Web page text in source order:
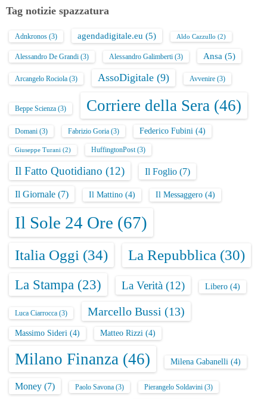
Tag notizie spazzatura
Adnkronos (3) agendadigitale.eu (5) Aldo Cazzullo (2)
Alessandro De Grandi (3) Alessandro Galimberti (3) Ansa (5)
Arcangelo Rociola (3) AssoDigitale (9) Avvenire (3)
Beppe Scienza (3) Corriere della Sera (46)
Domani (3) Fabrizio Goria (3) Federico Fubini (4)
Giuseppe Turani (2) HuffingtonPost(3)
Il Fatto Quotidiano (12) Il Foglio (7)
Il Giornale (7) Il Mattino (4) Il Messaggero (4)
Il Sole 24 Ore (67)
Italia Oggi (34) La Repubblica (30)
La Stampa (23) La Verità (12) Libero (4)
Luca Ciarrocca (3) Marcello Bussi (13)
Massimo Sideri (4) Matteo Rizzi (4)
Milano Finanza (46) Milena Gabanelli (4)
Money (7) Paolo Savona (3) Pierangelo Soldavini (3)